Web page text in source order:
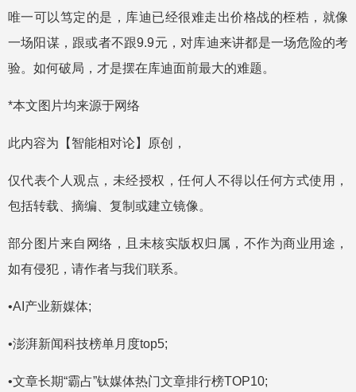
唯一可以笃定的是，库迪已经很难走出价格战的桎梏，就像
一场阳谋，跟或者不跟9.9元，对库迪来讲都是一场危险的考
验。如何破局，才是摆在库迪面前最大的难题。
*本文图片均来源于网络
此内容为【智能相对论】原创，
仅代表个人观点，未经授权，任何人不得以任何方式使用，
包括转载、摘编、复制或建立镜像。
部分图片来自网络，且未核实版权归属，不作为商业用途，
如有侵犯，请作者与我们联系。
•AI产业新媒体;
•澎湃新闻科技榜单月度top5;
•文章长期“霸占”钛媒体热门文章排行榜TOP10;